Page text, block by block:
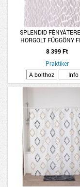
SPLENDID
HORGOLT FÜGGÖNY
140X245CM
8 399 Ft
Praktiker
A bolthoz
Info